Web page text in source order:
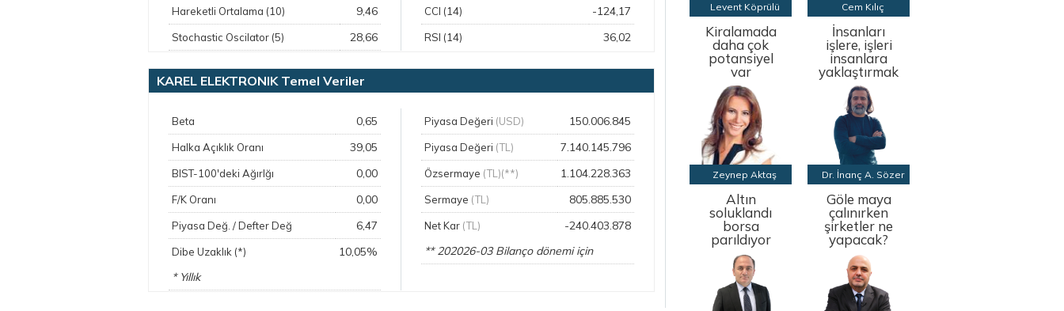
Hareketli Ortalama (10) 9,46
Stochastic Oscilator (5) 28,66
CCI (14) -124,17
RSI (14) 36,02
KAREL ELEKTRONIK Temel Veriler
Beta 0,65
Halka Açıklık Oranı 39,05
BIST-100'deki Ağırlğı 0,00
F/K Oranı 0,00
Piyasa Değ. / Defter Değ 6,47
Dibe Uzaklık (*)
10,05%
* Yıllık
Piyasa Değeri (USD) 150.006.845
Piyasa Değeri (TL) 7.140.145.796
Özsermaye (TL)(**) 1.104.228.363
Sermaye (TL) 805.885.530
Net Kar (TL)
-240.403.878
** 202026-03 Bilanço dönemi için
Levent Köprülü
Kiralamada
daha çok
potansiyel
var
Cem Kılıç
İnsanları
işlere, işleri
insanlara
yaklaştırmak
Zeynep Aktaş
Altın
soluklandı
borsa
parıldıyor
Dr. İnanç A. Sözer
Göle maya
çalınırken
şirketler ne
yapacak?